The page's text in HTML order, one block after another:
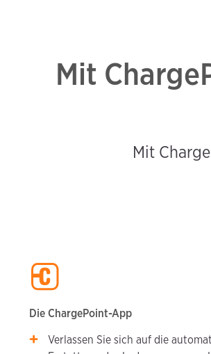
Mit
Mit
Die ChargePoint-App
Verlassen Sie sich auf die